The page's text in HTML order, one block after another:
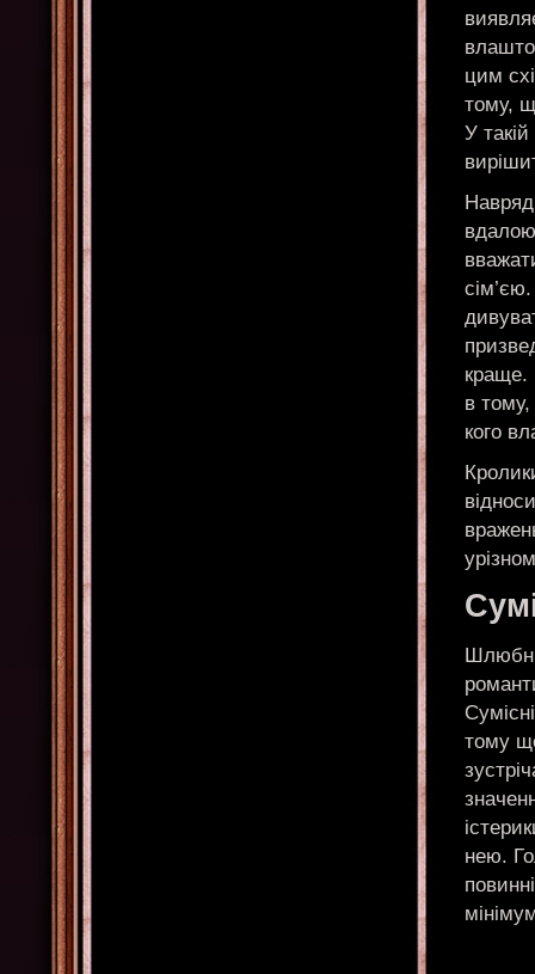
цим
тому,
У
Навряд
краще.
в
кого
тому
нею.